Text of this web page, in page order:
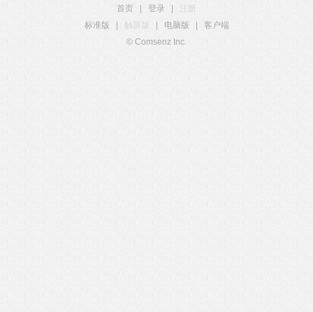
首页 登录
注册
标准版
触屏版 电脑版
客户端
© Comsenz Inc.